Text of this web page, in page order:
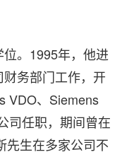
。1995年，他进
务部门工作，开
VDO、Siemens
司任职，期间曾在
先生在多家公司不